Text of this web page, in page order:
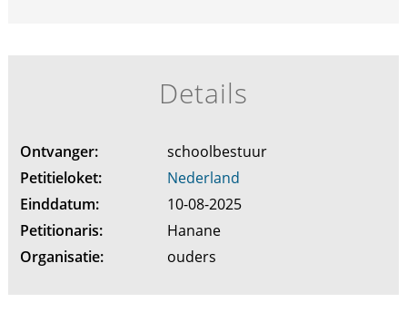
Details
Ontvanger:
schoolbestuur
Petitieloket:
Nederland
Einddatum:
10-08-2025
Petitionaris:
Hanane
Organisatie:
ouders